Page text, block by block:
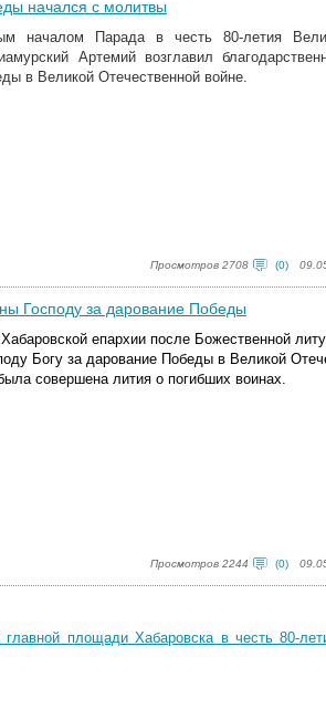
начался с молитвы
началом Парада в честь 80-летия
Артемий возглавил
в Великой Отечественной войне.
Просмотров 2708 (0)
Господу за дарование Победы
епархии после Божественной
Богу за дарование Победы в Великой
совершена лития о погибших воинах.
Просмотров 2244 (0)
площади Хабаровска в честь 80-